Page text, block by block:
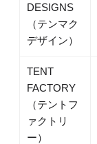
DESIGNS
（テンマク
デザイン）
TENT
FACTORY
（テントフ
ァクトリ
ー）